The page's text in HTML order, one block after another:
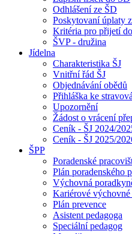
Odhlášení ze ŠD
Poskytovaní úplaty
Kritéria pro přijetí
ŠVP - družina
Jídelna
Charakteristika ŠJ
Vnitřní řád ŠJ
Objednávání obědů
Přihláška ke
Upozornění
Žádost o vrácení
Ceník - ŠJ 2024/
Ceník - ŠJ 2025/
ŠPP
Poradenské
Plán poradenského
Výchovná
Kariérové výchovné
Plán prevence
Asistent pedagoga
Speciální pedagog